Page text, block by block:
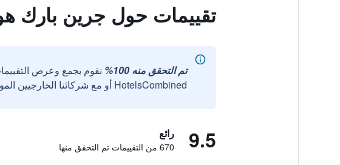
تقييمات حول جرين بارك
تم التحقق منه 100%
نقوم بجمع وعرض
HotelsCombined أو مع شركائنا الخارجيين الموثوقين.
9.5 رائع
670 من التقييمات تم التحقق منها